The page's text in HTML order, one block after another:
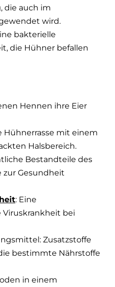
die auch im
wird.
bakterielle
die Hühner befallen
Hennen ihre Eier
Hühnerrasse mit einem
Halsbereich.
Bestandteile des
zur Gesundheit
:Eine
bei
Zusatzstoffe
bestimmte Nährstoffe
in einem